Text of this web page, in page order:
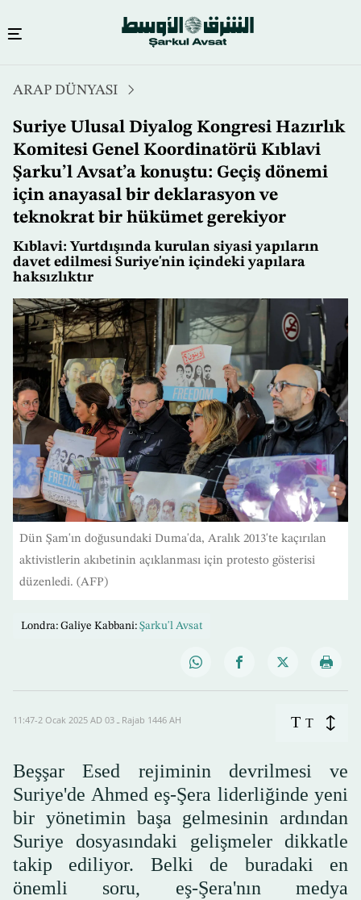
atla
ARAP DÜNYASI
Suriye Ulusal Diyalog Kongresi Hazırlık
Komitesi Genel Koordinatörü Kıblavi
Şarku’l Avsat’a konuştu: Geçiş dönemi
için anayasal bir deklarasyon ve
teknokrat bir hükümet gerekiyor
Kıblavi: Yurtdışında kurulan siyasi yapıların
davet edilmesi Suriye'nin içindeki yapılara
haksızlıktır
Dün Şam'ın doğusundaki Duma'da, Aralık 2013'te kaçırılan
aktivistlerin akıbetinin açıklanması için protesto gösterisi
düzenledi. (AFP)
Londra: Galiye Kabbani: Şarku'l Avsat
11:47-2 Ocak 2025 AD ـ 03 Rajab 1446 AH T T
Beşşar Esed rejiminin devrilmesi ve
Suriye'de Ahmed eş-Şera liderliğinde yeni
bir yönetimin başa gelmesinin ardından
Suriye dosyasındaki gelişmeler dikkatle
takip ediliyor. Belki de buradaki en
önemli soru, eş-Şera'nın medya